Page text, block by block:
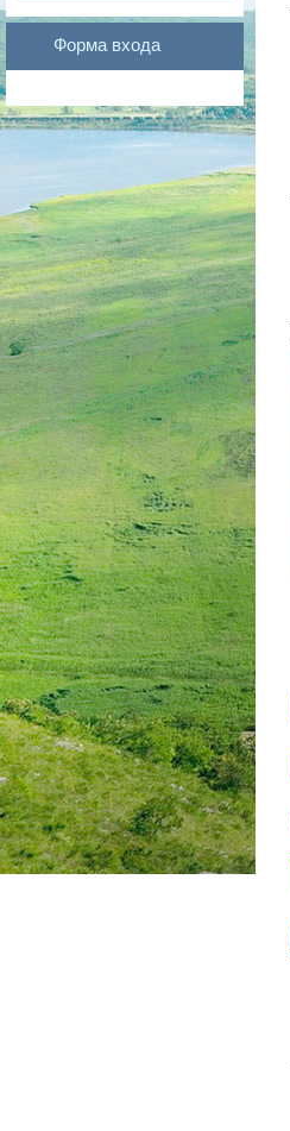
Форма входа